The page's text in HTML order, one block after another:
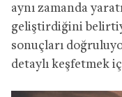
aynı zamanda
geliştirdiğini
sonuçları
detaylı keşfetmek